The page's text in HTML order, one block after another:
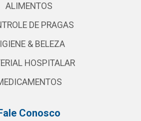
ALIMENTOS
DE PRAGAS
& BELEZA
HOSPITALAR
Conosco